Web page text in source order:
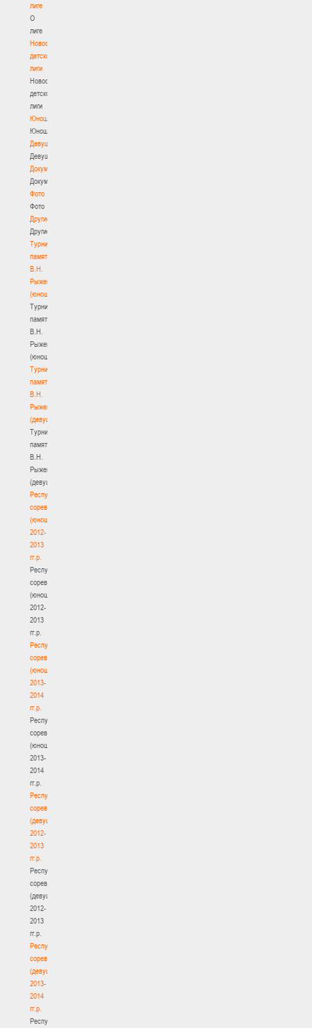
лиге
О
лиге
Новости
детской
лиги
Новости
детской
лиги
Юноши
Юноши
Девушки
Девушки
Документы
Документы
Фото
Фото
Другие
Другие
Турнир
памяти
В.Н.
Рыженкова
(юноши)
Турнир
памяти
В.Н.
Рыженкова
(юноши)
Турнир
памяти
В.Н.
Рыженкова
(девушки)
Турнир
памяти
В.Н.
Рыженкова
(девушки)
Республиканские
соревнования
(юноши)
2012-
2013
гг.р.
Республиканские
соревнования
(юноши)
2012-
2013
гг.р.
Республиканские
соревнования
(юноши)
2013-
2014
гг.р.
Республиканские
соревнования
(юноши)
2013-
2014
гг.р.
Республиканские
соревнования
(девушки)
2012-
2013
гг.р.
Республиканские
соревнования
(девушки)
2012-
2013
гг.р.
Республиканские
соревнования
(девушки)
2013-
2014
гг.р.
Республиканские